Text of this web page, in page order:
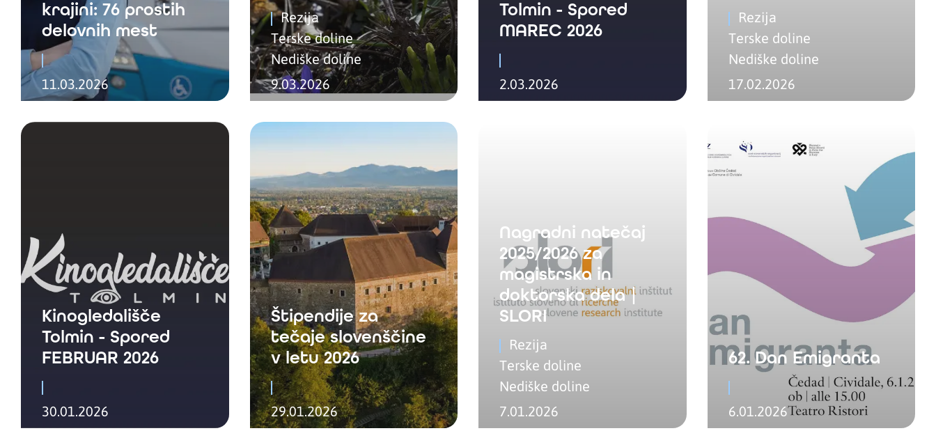
krajini: 76 prostih
delovnih mest
11.03.2026
Rezija
Terske doline
Nediške doline
9.03.2026
Tolmin - Spored
MAREC 2026
2.03.2026
Rezija
Terske doline
Nediške doline
17.02.2026
Kinogledališče
Tolmin - Spored
FEBRUAR 2026
30.01.2026
Štipendije za
tečaje slovenščine
v letu 2026
29.01.2026
Nagradni natečaj
2025/2026 za
magistrska in
doktorska dela |
SLORI
Rezija
Terske doline
Nediške doline
7.01.2026
62. Dan Emigranta
6.01.2026